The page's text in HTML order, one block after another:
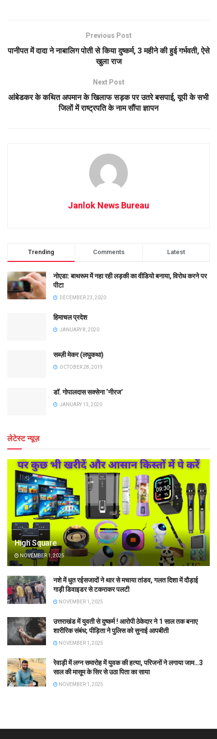
Previous Post
पानीपत में दादा ने नाबालिग पोती से किया दुष्कर्म, 3 महीने की हुई गर्भवती, ऐसे
खुला राज
Next Post
आंबेडकर के कथित अपमान के खिलाफ सड़क पर उतरे बसपाई, यूपी के सभी
जिलों में राष्ट्रपति के नाम सौंपा ज्ञापन
Janlok News Bureau
Trending Comments Latest
नोएडा: बाथरूम में नहा रही लड़की का वीडियो बनाया, विरोध करने पर
पीटा
DECEMBER 23, 2020
हिमाचल प्रदेश
JANUARY 8, 2020
सब्ज़ी मेकर (लघुकथा)
OCTOBER 28, 2019
डॉ. गोपालदास सक्सेना ‘नीरज’
JANUARY 13, 2020
लेटेस्ट न्यूज़
High Square
NOVEMBER 1, 2025
नशे में धुत रईसजादों ने थार से मचाया तांडव, गलत दिशा में दौड़ाई
गाड़ी डिवाइडर से टकराकर पलटी
NOVEMBER 1, 2025
उत्तराखंड में युवती से दुष्कर्म ! आरोपी ठेकेदार ने 1 साल तक बनाए
शारीरिक संबंध; पीड़िता ने पुलिस को सुनाई आपबीती
NOVEMBER 1, 2025
रेवाड़ी में लग्न समारोह में युवक की हत्या, परिजनों ने लगाया जाम…3
साल की मासूम के सिर से उठा पिता का साया
NOVEMBER 1, 2025